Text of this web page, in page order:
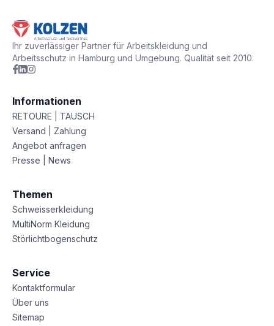
Ihr zuverlässiger Partner für Arbeitskleidung und
Arbeitsschutz in Hamburg und Umgebung. Qualität seit 2010.
Informationen
RETOURE | TAUSCH
Versand | Zahlung
Angebot anfragen
Presse | News
Themen
Schweisserkleidung
MultiNorm Kleidung
Störlichtbogenschutz
Service
Kontaktformular
Über uns
Sitemap